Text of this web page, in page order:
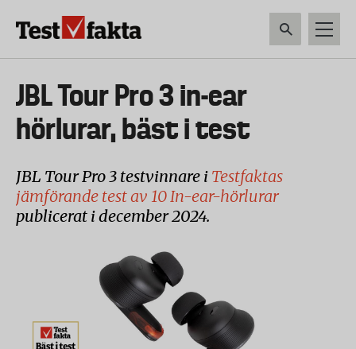
Huvudmeny
ny
JBL Tour Pro 3 in-ear
hörlurar, bäst i test
JBL Tour Pro 3 testvinnare i Testfaktas
jämförande test av 10 In-ear-hörlurar
publicerat i december 2024.